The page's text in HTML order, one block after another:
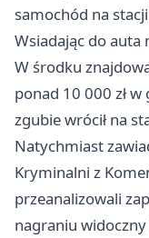
samochód na
Wsiadając do auta
W środku
ponad 10 000 zł
zgubie wrócił na
Natychmiast
Kryminalni z
przeanalizowali
nagraniu